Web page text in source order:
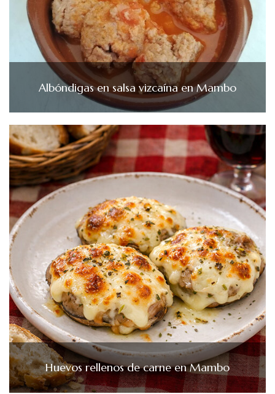
Albóndigas en salsa vizcaína en Mambo
Huevos rellenos de carne en Mambo